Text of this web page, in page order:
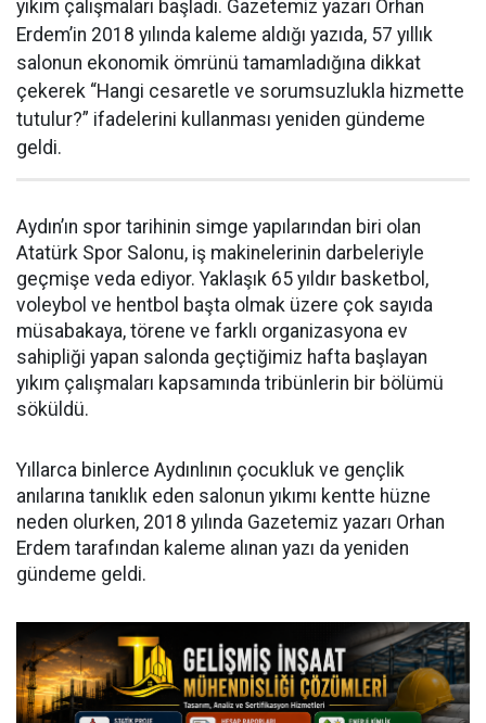
yıkım çalışmaları başladı. Gazetemiz yazarı Orhan
Erdem’in 2018 yılında kaleme aldığı yazıda, 57 yıllık
salonun ekonomik ömrünü tamamladığına dikkat
çekerek “Hangi cesaretle ve sorumsuzlukla hizmette
tutulur?” ifadelerini kullanması yeniden gündeme
geldi.
Aydın’ın spor tarihinin simge yapılarından biri olan
Atatürk Spor Salonu, iş makinelerinin darbeleriyle
geçmişe veda ediyor. Yaklaşık 65 yıldır basketbol,
voleybol ve hentbol başta olmak üzere çok sayıda
müsabakaya, törene ve farklı organizasyona ev
sahipliği yapan salonda geçtiğimiz hafta başlayan
yıkım çalışmaları kapsamında tribünlerin bir bölümü
söküldü.
Yıllarca binlerce Aydınlının çocukluk ve gençlik
anılarına tanıklık eden salonun yıkımı kentte hüzne
neden olurken, 2018 yılında Gazetemiz yazarı Orhan
Erdem tarafından kaleme alınan yazı da yeniden
gündeme geldi.